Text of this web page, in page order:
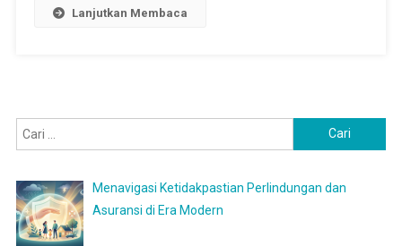
Lanjutkan Membaca
untuk:
Menavigasi Ketidakpastian Perlindungan dan
Asuransi di Era Modern